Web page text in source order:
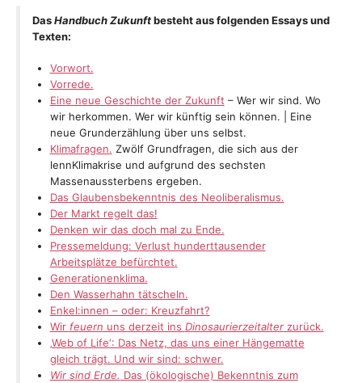
K
U
N
F
T
DasHandbuch Zukunftbesteht aus folgenden Essays und
Texten:
Vorwort.
Vorrede.
Eine neue Geschichte der Zukunft – Wer wir sind. Wo
wir herkommen. Wer wir künftig sein können. | Eine
neue Grunderzählung über uns selbst.
Klimafragen. Zwölf Grundfragen, die sich aus der
lennKlimakrise und aufgrund des sechsten
Massenaussterbens ergeben.
Das Glaubensbekenntnis des Neoliberalismus.
Der Markt regelt das!
Denken wir das doch mal zu Ende.
Pressemeldung: Verlust hunderttausender
Arbeitsplätze befürchtet.
Generationenklima.
Den Wasserhahn tätscheln.
Enkel:innen – oder: Kreuzfahrt?
Wir feuern uns derzeit ins Dinosaurierzeitalterzurück.
‚Web of Life‘: Das Netz, das uns einer Hängematte
gleich trägt. Und wir sind: schwer.
Wir sind Erde. Das (ökologische) Bekenntnis zum